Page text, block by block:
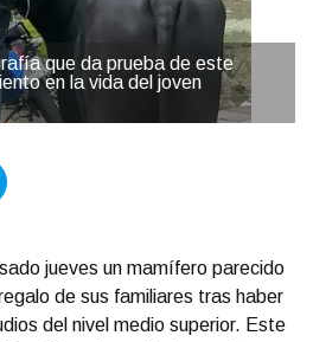
que da prueba de este
en la vida del joven
jueves un mamífero parecido
de sus familiares tras haber
del nivel medio superior. Este